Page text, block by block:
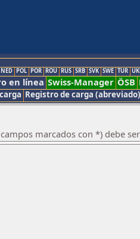
NED POL POR ROU RUS SRB SVK SWE TUR
en línea Swiss-Manager ÖSB
Registro de carga (abreviado)
marcados con *) debe